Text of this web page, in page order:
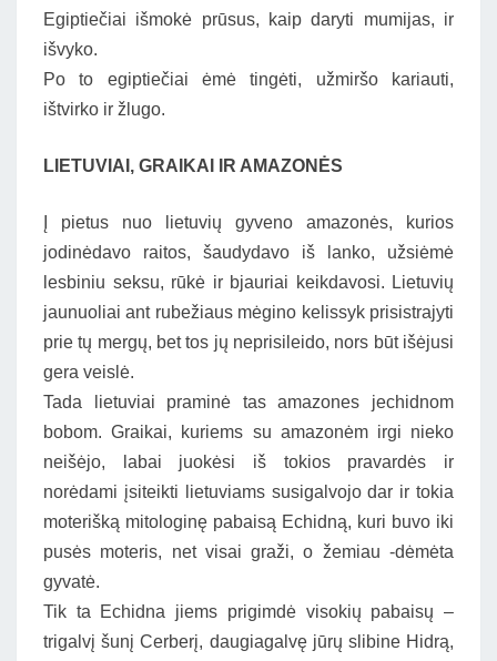
Egiptiečiai išmokė prūsus, kaip daryti mumijas, ir
išvyko.
Po to egiptiečiai ėmė tingėti, užmiršo kariauti,
ištvirko ir žlugo.
LIETUVIAI, GRAIKAI IR AMAZONĖS
Į pietus nuo lietuvių gyveno amazonės, kurios
jodinėdavo raitos, šaudydavo iš lanko, užsiėmė
lesbiniu seksu, rūkė ir bjauriai keikdavosi. Lietuvių
jaunuoliai ant rubežiaus mėgino kelissyk prisistrajyti
prie tų mergų, bet tos jų neprisileido, nors būt išėjusi
gera veislė.
Tada lietuviai praminė tas amazones jechidnom
bobom. Graikai, kuriems su amazonėm irgi nieko
neišėjo, labai juokėsi iš tokios pravardės ir
norėdami įsiteikti lietuviams susigalvojo dar ir tokia
moterišką mitologinę pabaisą Echidną, kuri buvo iki
pusės moteris, net visai graži, o žemiau -dėmėta
gyvatė.
Tik ta Echidna jiems prigimdė visokių pabaisų –
trigalvį šunį Cerberį, daugiagalvę jūrų slibine Hidrą,